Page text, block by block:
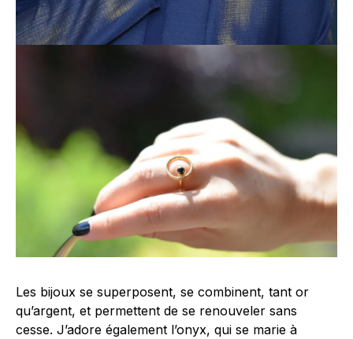
Les bijoux se superposent, se combinent, tant or
qu’argent, et permettent de se renouveler sans
cesse. J’adore également l’onyx, qui se marie à